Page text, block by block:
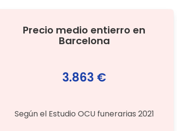
Precio medio entierro en
Barcelona
3.863 €
Según el Estudio OCU funerarias 2021